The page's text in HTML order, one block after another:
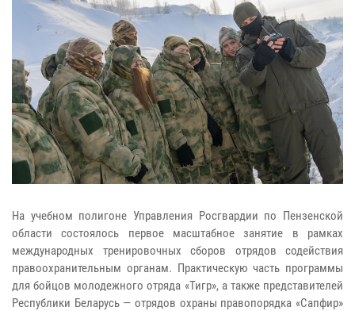
На учебном полигоне Управления Росгвардии по Пензенской
области состоялось первое масштабное занятие в рамках
международных тренировочных сборов отрядов содействия
правоохранительным органам. Практическую часть программы
для бойцов молодежного отряда «Тигр», а также представителей
Республики Беларусь — отрядов охраны правопорядка «Сапфир»